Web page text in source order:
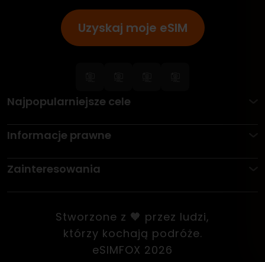
Uzyskaj moje eSIM
Najpopularniejsze cele
Informacje prawne
Zainteresowania
Stworzone z 🧡 przez ludzi,
którzy kochają podróże.
eSIMFOX 2026